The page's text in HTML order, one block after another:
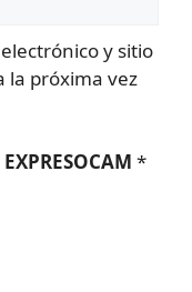
y sitio
la próxima vez
EXPRESOCAM *